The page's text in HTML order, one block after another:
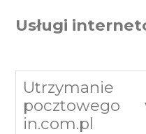
Usługi
in.com.pl